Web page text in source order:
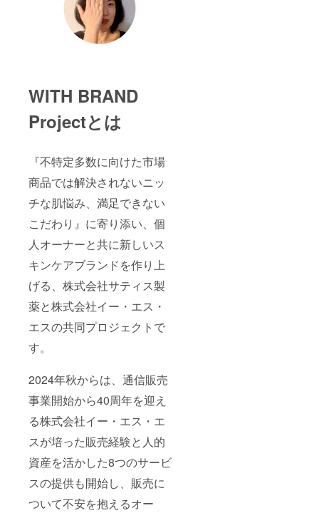
WITH BRAND
Projectとは
『不特定多数に向けた市場
商品では解決されないニッ
チな肌悩み、満足できない
こだわり』に寄り添い、個
人オーナーと共に新しいス
キンケアブランドを作り上
げる、株式会社サティス製
薬と株式会社イー・エス・
エスの共同プロジェクトで
す。
2024年秋からは、通信販売
事業開始から40周年を迎え
る株式会社イー・エス・エ
スが培った販売経験と人的
資産を活かした8つのサービ
スの提供も開始し、販売に
ついて不安を抱えるオー